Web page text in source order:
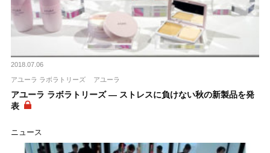
2018.07.06
アユーラ ラボラトリーズ アユーラ
アユーラ ラボラトリーズ ― ストレスに負けない秋の新製品を発
表
ニュース